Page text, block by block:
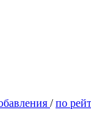
/по